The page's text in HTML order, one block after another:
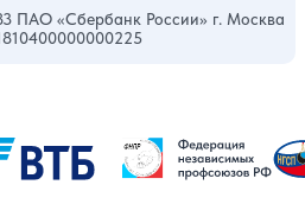
ПАО «Сбербанк России» г. Москва